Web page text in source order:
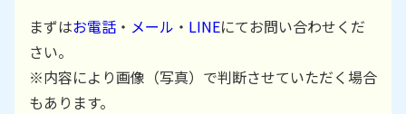
まずはお電話 ・ メール ・ LINEにてお問い合わせくだ
さい。
※内容により画像（写真）で判断させていただく場合
もあります。